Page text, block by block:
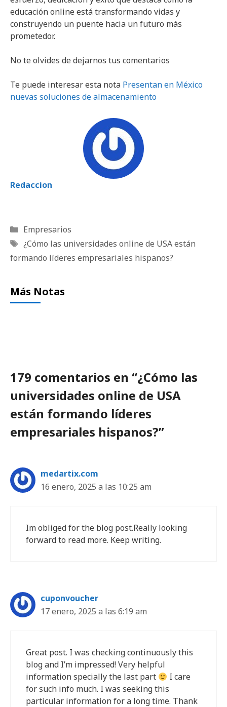
educación online está transformando vidas y
construyendo un puente hacia un futuro más
prometedor.
No te olvides de dejarnos tus comentarios
Te puede interesar esta nota Presentan en México
nuevas soluciones de almacenamiento
Redaccion
Categorías
Empresarios
Etiquetas
¿Cómo las universidades online de USA están
formando líderes empresariales hispanos?
Más Notas
179 comentarios en “¿Cómo las
universidades online de USA
están formando líderes
empresariales hispanos?”
medartix.com
16 enero, 2025 a las 10:25 am
Im obliged for the blog post.Really looking
forward to read more. Keep writing.
cuponvoucher
17 enero, 2025 a las 6:19 am
Great post. I was checking continuously this
blog and I’m impressed! Very helpful
information specially the last part
I care
for such info much. I was seeking this
particular information for a long time. Thank